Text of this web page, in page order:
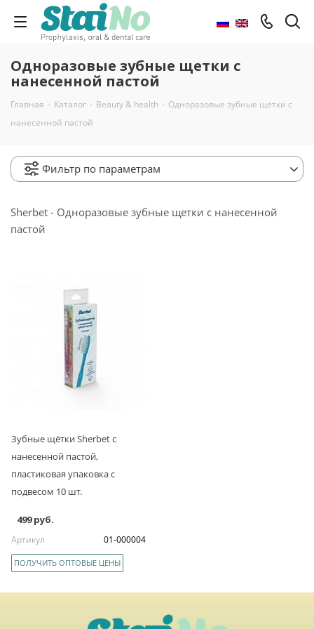
Одноразовые зубные щетки с
нанесенной пастой
Главная - Каталог - Beauty & health - Одноразовые зубные щетки с
нанесенной пастой
Фильтр по параметрам
Sherbet - Одноразовые зубные щетки с нанесенной
пастой
Зубные щётки Sherbet с
нанесенной пастой,
пластиковая упаковка с
подвесом 10 шт.
499 руб.
Артикул 01-000004
ПОЛУЧИТЬ ОПТОВЫЕ ЦЕНЫ